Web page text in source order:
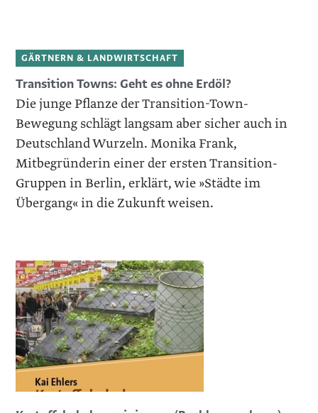
GÄRTNERN & LANDWIRTSCHAFT
Transition Towns: Geht es ohne Erdöl?
Die junge Pflanze der Transition-Town-
Bewegung schlägt langsam aber sicher auch in
Deutschland Wurzeln. Monika Frank,
Mitbegründerin einer der ersten Transition-
Gruppen in Berlin, erklärt, wie »Städte im
Übergang« in die Zukunft weisen.